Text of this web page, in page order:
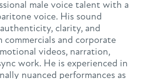
male voice talent with a
voice. His sound
clarity, and
and corporate
videos, narration,
work. He is experienced in
nuanced performances as